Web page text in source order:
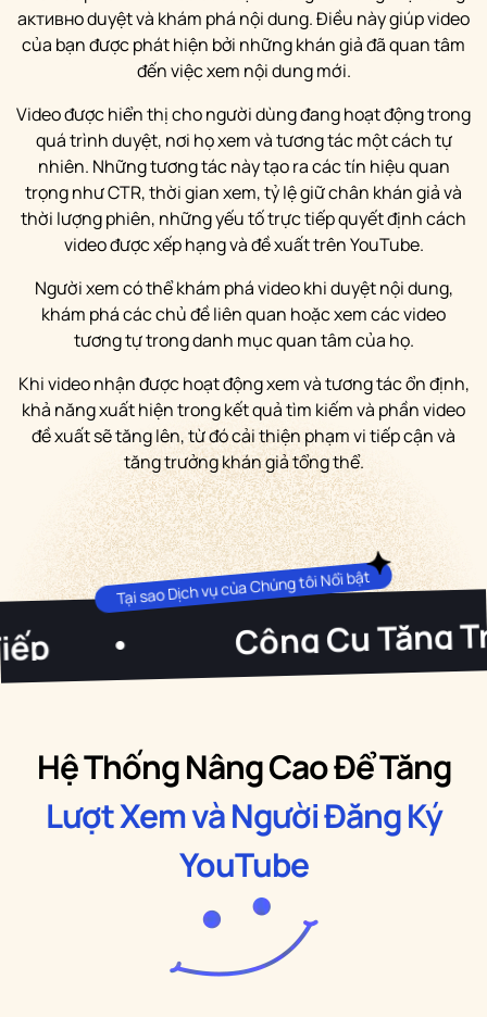
активно duyệt và khám phá nội dung. Điều này giúp video
của bạn được phát hiện bởi những khán giả đã quan tâm
đến việc xem nội dung mới.
Video được hiển thị cho người dùng đang hoạt động trong
quá trình duyệt, nơi họ xem và tương tác một cách tự
nhiên. Những tương tác này tạo ra các tín hiệu quan
trọng như CTR, thời gian xem, tỷ lệ giữ chân khán giả và
thời lượng phiên, những yếu tố trực tiếp quyết định cách
video được xếp hạng và đề xuất trên YouTube.
Người xem có thể khám phá video khi duyệt nội dung,
khám phá các chủ đề liên quan hoặc xem các video
tương tự trong danh mục quan tâm của họ.
Khi video nhận được hoạt động xem và tương tác ổn định,
khả năng xuất hiện trong kết quả tìm kiếm và phần video
đề xuất sẽ tăng lên, từ đó cải thiện phạm vi tiếp cận và
tăng trưởng khán giả tổng thể.
Tại sao Dịch vụ của Chúng tôi Nổi bật
Công Cụ Tăng Trưởng
Gian Thực
Hệ Thống Nâng Cao Để Tăng
Lượt Xem và Người Đăng Ký
YouTube